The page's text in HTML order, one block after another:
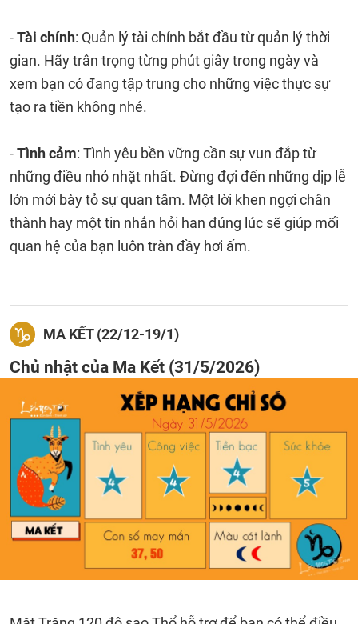
-Tài chính: Quản lý tài chính bắt đầu từ quản lý thời
gian. Hãy trân trọng từng phút giây trong ngày và
xem bạn có đang tập trung cho những việc thực sự
tạo ra tiền không nhé.
-Tình cảm: Tình yêu bền vững cần sự vun đắp từ
những điều nhỏ nhặt nhất. Đừng đợi đến những dịp lễ
lớn mới bày tỏ sự quan tâm. Một lời khen ngợi chân
thành hay một tin nhắn hỏi han đúng lúc sẽ giúp mối
quan hệ của bạn luôn tràn đầy hơi ấm.
MA KẾT (22/12-19/1)
Chủ nhật của Ma Kết (31/5/2026)